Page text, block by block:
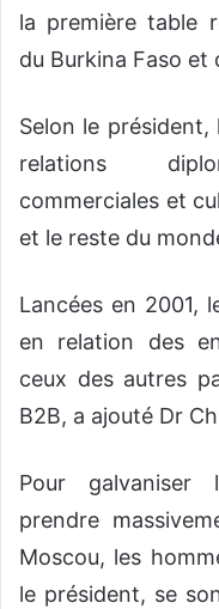
la première table
du Burkina Faso et
Selon le
relations
commerciales et
et le reste du
Lancées en 2001,
en relation des
ceux des autres
B2B, a ajouté Dr
Pour galvaniser
prendre
Moscou, les
le président, se